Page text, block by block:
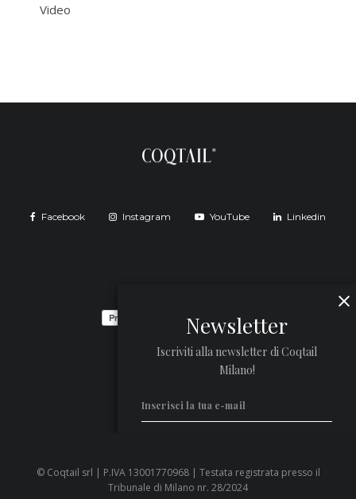
Video
Facebook Instagram YouTube Linkedin
Newsletter
Iscriviti alla newsletter di Coqtail
Milano!
Privacy Policy
© Coqtail srl | P.IVA 13001770968 | Testata registrata presso il
Tribunale di Milano nr. 28/2024